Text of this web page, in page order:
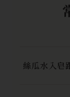
絲瓜水入皂